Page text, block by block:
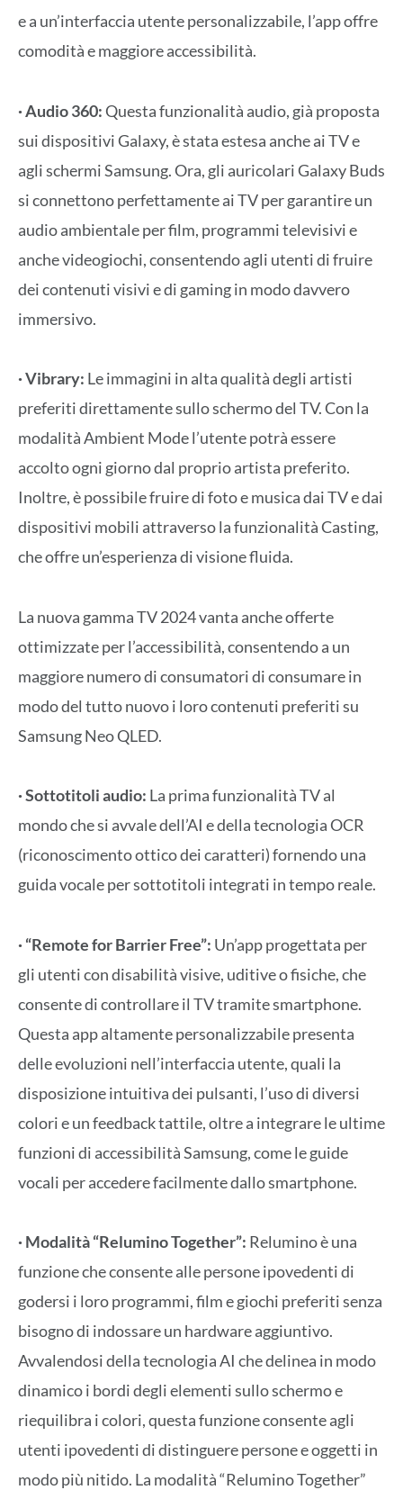
e a un’interfaccia utente personalizzabile, l’app offre
comodità e maggiore accessibilità.
· Audio 360:Questa funzionalità audio, già proposta
sui dispositivi Galaxy, è stata estesa anche ai TV e
agli schermi Samsung. Ora, gli auricolari Galaxy Buds
si connettono perfettamente ai TV per garantire un
audio ambientale per film, programmi televisivi e
anche videogiochi, consentendo agli utenti di fruire
dei contenuti visivi e di gaming in modo davvero
immersivo.
· Vibrary: Le immagini in alta qualità degli artisti
preferiti direttamente sullo schermo del TV. Con la
modalità Ambient Mode l’utente potrà essere
accolto ogni giorno dal proprio artista preferito.
Inoltre, è possibile fruire di foto e musica dai TV e dai
dispositivi mobili attraverso la funzionalità Casting,
che offre un’esperienza di visione fluida.
La nuova gamma TV 2024 vanta anche offerte
ottimizzate per l’accessibilità, consentendo a un
maggiore numero di consumatori di consumare in
modo del tutto nuovo i loro contenuti preferiti su
Samsung Neo QLED.
· Sottotitoli audio: La prima funzionalità TV al
mondo che si avvale dell’AI e della tecnologia OCR
(riconoscimento ottico dei caratteri) fornendo una
guida vocale per sottotitoli integrati in tempo reale.
· “Remote for Barrier Free”: Un’app progettata per
gli utenti con disabilità visive, uditive o fisiche, che
consente di controllare il TV tramite smartphone.
Questa app altamente personalizzabile presenta
delle evoluzioni nell’interfaccia utente, quali la
disposizione intuitiva dei pulsanti, l’uso di diversi
colori e un feedback tattile, oltre a integrare le ultime
funzioni di accessibilità Samsung, come le guide
vocali per accedere facilmente dallo smartphone.
· Modalità “Relumino Together”: Relumino è una
funzione che consente alle persone ipovedenti di
godersi i loro programmi, film e giochi preferiti senza
bisogno di indossare un hardware aggiuntivo.
Avvalendosi della tecnologia AI che delinea in modo
dinamico i bordi degli elementi sullo schermo e
riequilibra i colori, questa funzione consente agli
utenti ipovedenti di distinguere persone e oggetti in
modo più nitido. La modalità “Relumino Together”